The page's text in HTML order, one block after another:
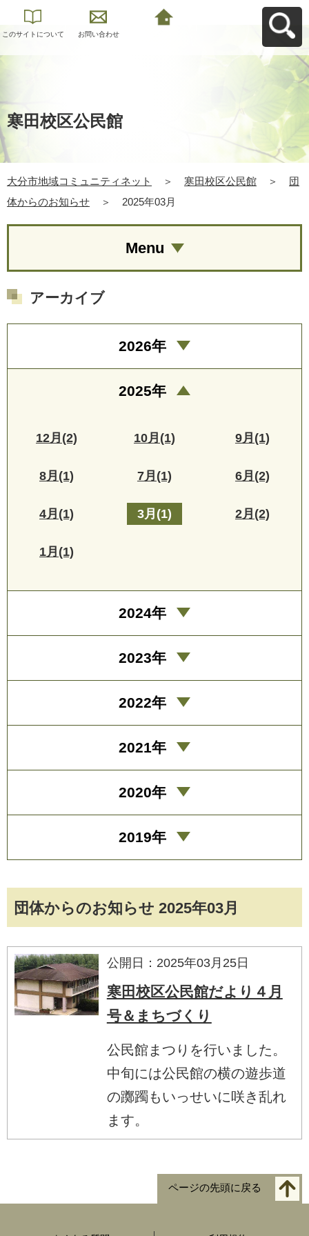
このサイトについて お問い合わせ
寒田校区公民館
大分市地域コミュニティネット ＞ 寒田校区公民館 ＞
団
体からのお知らせ
＞ 2025年03月
団体からのお知らせ 2025年03月
公開日：2025年03月25日
寒田校区公民館だより４月
号＆まちづくり
公民館まつりを行いました。
中旬には公民館の横の遊歩道
の躑躅もいっせいに咲き乱れ
ます。
Menu
アーカイブ
2026年
2025年
12月(2) 10月(1) 9月(1)
8月(1) 7月(1) 6月(2)
4月(1) 3月(1) 2月(2)
1月(1)
2024年
2023年
2022年
2021年
2020年
2019年
ページの先頭に戻る